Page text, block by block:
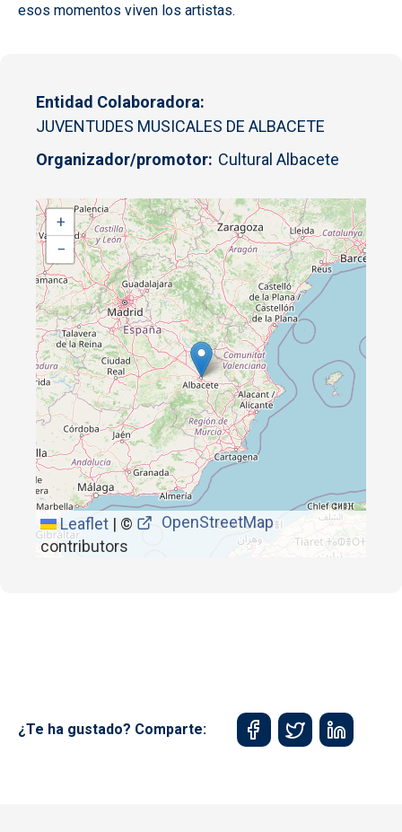
esos momentos viven los artistas.
Entidad Colaboradora
JUVENTUDES MUSICALES DE ALBACETE
Organizador/promotor Cultural Albacete
+
−
Leaflet | ©
OpenStreetMap
contributors
¿Te ha gustado? Comparte: